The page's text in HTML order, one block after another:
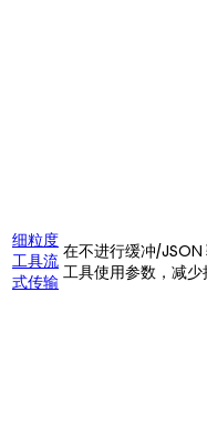
细粒度
工具流
式传输
在不进行缓冲/
工具使用参数，减少